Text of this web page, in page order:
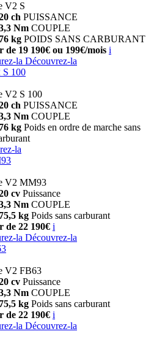
V2 S
ch PUISSANCE
Nm COUPLE
kg POIDS SANS CARBURANT
de 19 190€ ou 199€/mois i
la Découvrez-la
S 100
V2 S 100
ch PUISSANCE
Nm COUPLE
kg Poids en ordre de marche sans
la
V2 MM93
cv Puissance
Nm COUPLE
kg Poids sans carburant
de 22 190€ i
la Découvrez-la
V2 FB63
cv Puissance
Nm COUPLE
kg Poids sans carburant
de 22 190€ i
la Découvrez-la